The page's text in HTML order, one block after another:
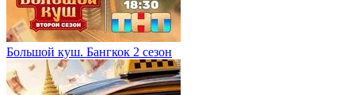
Большой куш. Бангкок 2 сезон